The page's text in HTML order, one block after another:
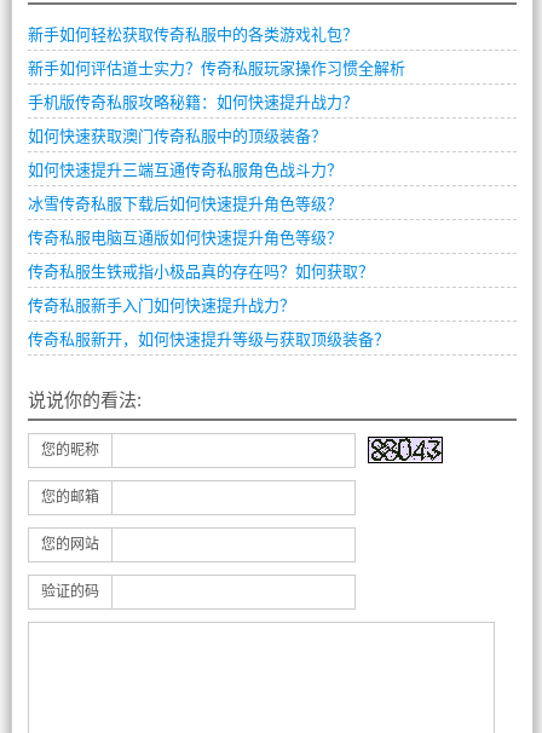
新手如何轻松获取传奇私服中的各类游戏礼包？
新手如何评估道士实力？传奇私服玩家操作习惯全解析
手机版传奇私服攻略秘籍：如何快速提升战力？
如何快速获取澳门传奇私服中的顶级装备？
如何快速提升三端互通传奇私服角色战斗力？
冰雪传奇私服下载后如何快速提升角色等级？
传奇私服电脑互通版如何快速提升角色等级？
传奇私服生铁戒指小极品真的存在吗？如何获取？
传奇私服新手入门如何快速提升战力？
传奇私服新开，如何快速提升等级与获取顶级装备？
说说你的看法:
您的昵称
您的邮箱
您的网站
验证的码